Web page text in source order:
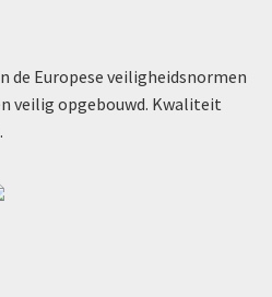
de Europese veiligheidsnormen
veilig opgebouwd. Kwaliteit